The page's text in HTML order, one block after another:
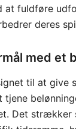
fuldføre
deres
med et
til at give
Det strækker